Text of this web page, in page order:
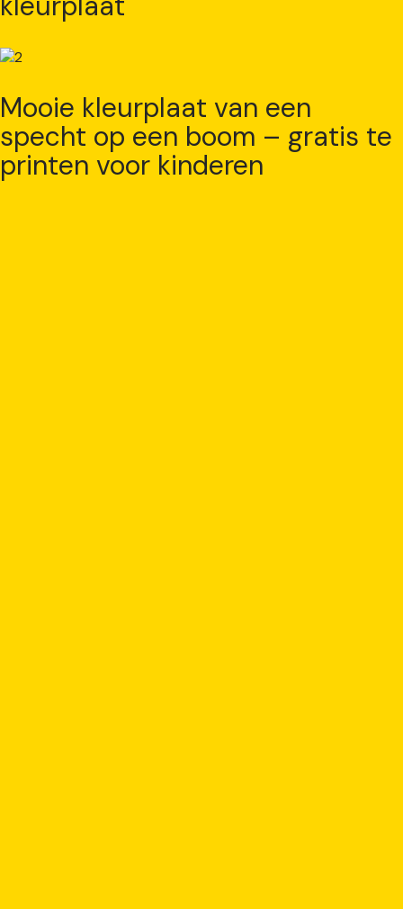
Mooie kleurplaat van een
specht op een boom – gratis te
printen voor kinderen